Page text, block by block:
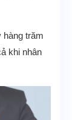
hàng trăm
khi nhân